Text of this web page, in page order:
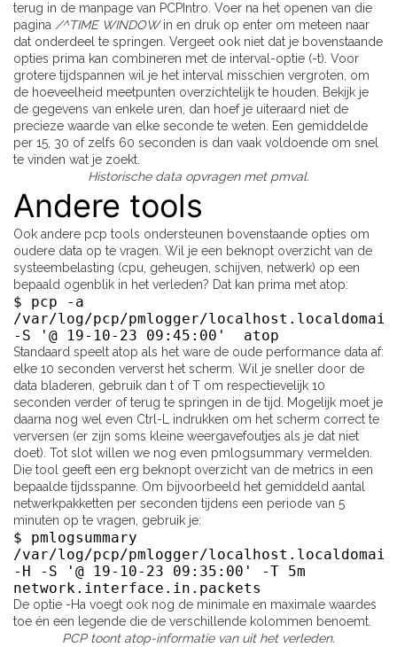
terug in de manpage van PCPIntro. Voer na het openen van die
pagina /^TIME WINDOWin en druk op enter om meteen naar
dat onderdeel te springen. Vergeet ook niet dat je bovenstaande
opties prima kan combineren met de interval-optie (-t). Voor
grotere tijdspannen wil je het interval misschien vergroten, om
de hoeveelheid meetpunten overzichtelijk te houden. Bekijk je
de gegevens van enkele uren, dan hoef je uiteraard niet de
precieze waarde van elke seconde te weten. Een gemiddelde
per 15, 30 of zelfs 60 seconden is dan vaak voldoende om snel
te vinden wat je zoekt.
Historische data opvragen met pmval.
Andere tools
Ook andere pcp tools ondersteunen bovenstaande opties om
oudere data op te vragen. Wil je een beknopt overzicht van de
systeembelasting (cpu, geheugen, schijven, netwerk) op een
bepaald ogenblik in het verleden? Dat kan prima met atop:
$ pcp -a
/var/log/pcp/pmlogger/localhost.localdomain
-S '@ 19-10-23 09:45:00' atop
Standaard speelt atop als het ware de oude performance data af:
elke 10 seconden ververst het scherm. Wil je sneller door de
data bladeren, gebruik dan t of T om respectievelijk 10
seconden verder of terug te springen in de tijd. Mogelijk moet je
daarna nog wel even Ctrl-L indrukken om het scherm correct te
verversen (er zijn soms kleine weergavefoutjes als je dat niet
doet). Tot slot willen we nog even pmlogsummary vermelden.
Die tool geeft een erg beknopt overzicht van de metrics in een
bepaalde tijdsspanne. Om bijvoorbeeld het gemiddeld aantal
netwerkpakketten per seconden tijdens een periode van 5
minuten op te vragen, gebruik je:
$ pmlogsummary
/var/log/pcp/pmlogger/localhost.localdomain
-H -S '@ 19-10-23 09:35:00' -T 5m
network.interface.in.packets
De optie -Ha voegt ook nog de minimale en maximale waardes
toe én een legende die de verschillende kolommen benoemt.
PCP toont atop-informatie van uit het verleden.